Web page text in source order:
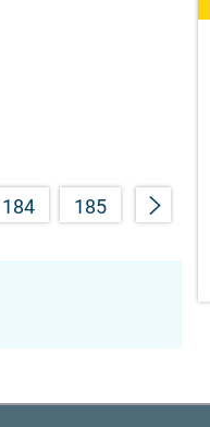
184 185